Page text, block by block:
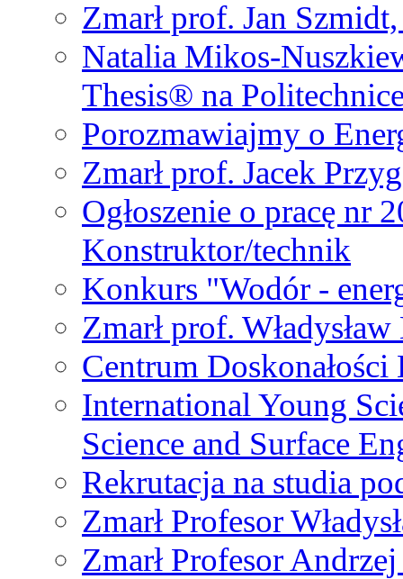
Zmarł prof. Jan
Natalia Mikos-
Thesis® na
Porozmawiajmy o
Zmarł prof. Jacek
Ogłoszenie o pracę nr
Konstruktor/technik
Konkurs "Wodór -
Zmarł prof.
Centrum
International Young
Science and Surface
Rekrutacja na studia
Zmarł Profesor
Zmarł Profesor